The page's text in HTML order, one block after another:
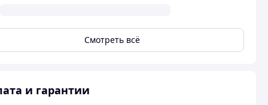
Смотреть всё
и гарантии